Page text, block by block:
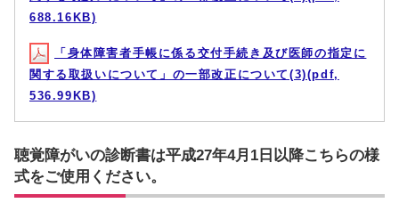
688.16KB)
「身体障害者手帳に係る交付手続き及び医師の指定に
関する取扱いについて」の一部改正について(3)(pdf,
536.99KB)
聴覚障がいの診断書は平成27年4月1日以降こちらの様
式をご使用ください。